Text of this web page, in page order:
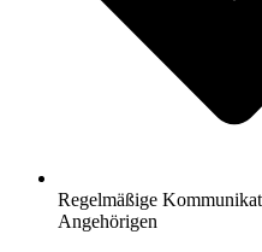
Regelmäßige
Angehörigen